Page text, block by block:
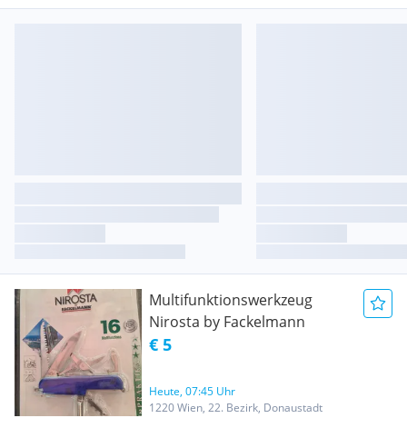
Multifunktionswerkzeug
Nirosta by Fackelmann
€ 5
Heute, 07:45 Uhr
1220 Wien, 22. Bezirk, Donaustadt